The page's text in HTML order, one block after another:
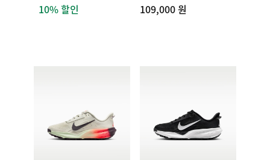
10% 할인
109,000 원